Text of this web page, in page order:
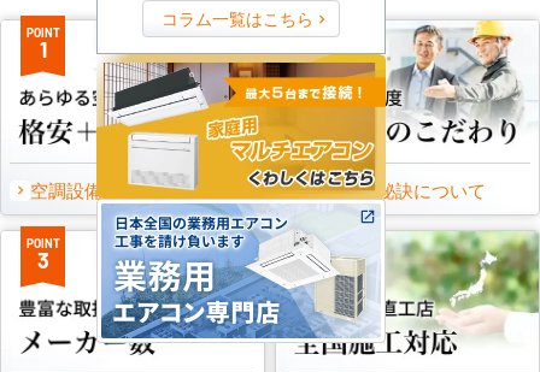
POINT
1
空調設備のご提案について
POINT
2
選ばれる秘訣について
POINT
3
POINT
4
コラム一覧はこちら